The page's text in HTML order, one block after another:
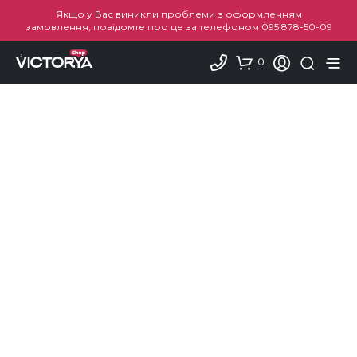
Якщо у Вас виникли проблеми з оформленням
замовлення, повідомте про це за телефоном 095 878-50-09
0